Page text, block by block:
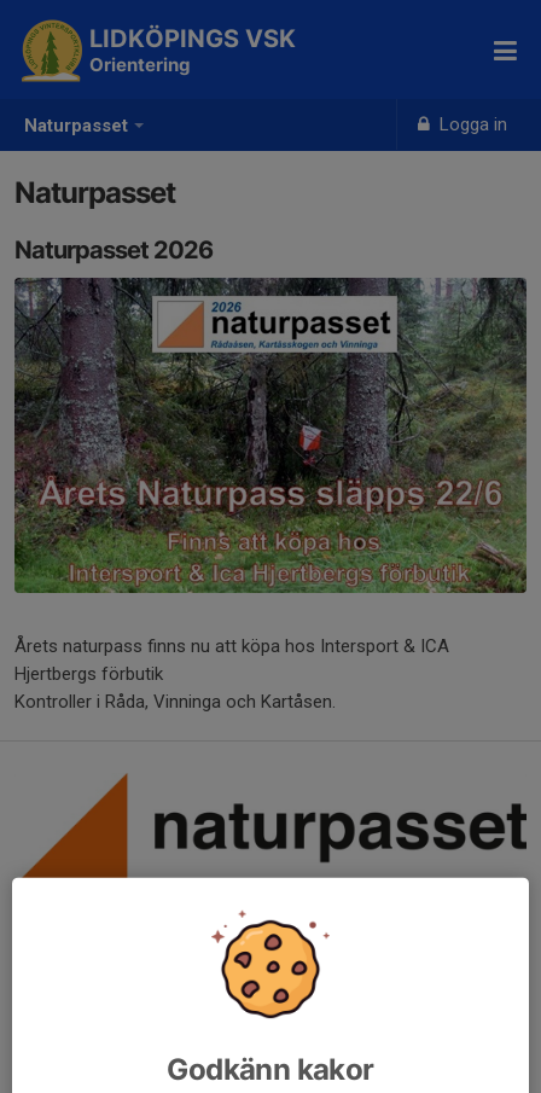
Naturpasset Logga in
LIDKÖPINGS VSK
Orientering
Naturpasset
Naturpasset 2026
Årets naturpass finns nu att köpa hos Intersport & ICA
Hjertbergs förbutik
Kontroller i Råda, Vinninga och Kartåsen.
Naturpasset är 45 kontroller som sitter uppe under hela
sommaren inom tre områden. Du väljer när, var, och hur du
besöker dem. För att ge dig ut på naturpasset och uppleva
svensk natur behövs inte mycket förberedelser. Ett
naturpasspaket, bra skor och eventuellt kan en kompass vara
hur som helst. Du kan gå, jogga eller springa. Tillsammans eller
Godkänn kakor